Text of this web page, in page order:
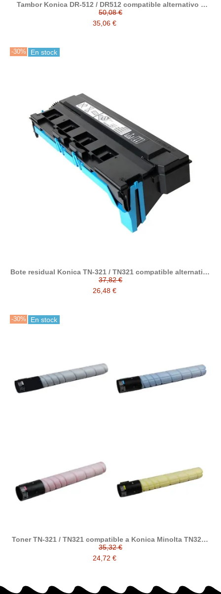
Tambor Konica DR-512 / DR512 compatible alternativo a
A2XN0RD / A2XN0TD
50,08 €
35,06 €
-30% En stock
Bote residual Konica TN-321 / TN321 compatible alternativo
a WX-103 / A4NNWY1
37,82 €
26,48 €
-30% En stock
Toner TN-321 / TN321 compatible a Konica Minolta TN321 /
A33K150 / A33K250 / A33K350 / A33K450
35,32 €
24,72 €